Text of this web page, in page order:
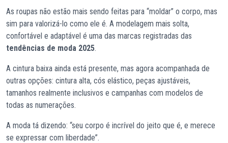
As roupas não estão mais sendo feitas para “moldar” o corpo, mas
sim para valorizá-lo como ele é. A modelagem mais solta,
confortável e adaptável é uma das marcas registradas das
tendências de moda 2025.
A cintura baixa ainda está presente, mas agora acompanhada de
outras opções: cintura alta, cós elástico, peças ajustáveis,
tamanhos realmente inclusivos e campanhas com modelos de
todas as numerações.
A moda tá dizendo: “seu corpo é incrível do jeito que é, e merece
se expressar com liberdade”.